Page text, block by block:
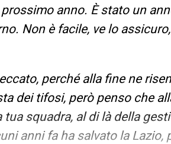
anno. È stato un
Non è facile, ve lo
perché alla fine ne
dei tifosi, però penso che
squadra, al di là della
anni fa ha salvato la Lazio,